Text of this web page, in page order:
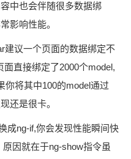
中也会伴随很多数据绑
影响性能。
建议一个页面的数据绑定不
直接绑定了2000个model,
你将其中100的model通过
还是很卡。
成ng-if,你会发现性能瞬间快
因就在于ng-show指令虽